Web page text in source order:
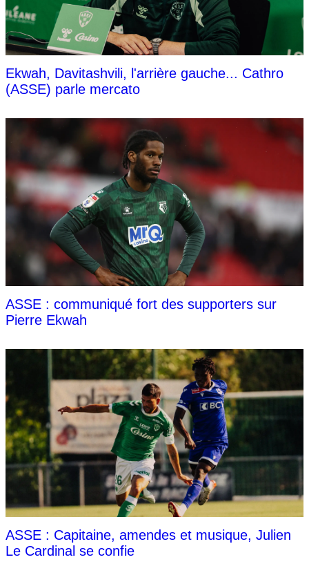
Ekwah, Davitashvili, l'arrière gauche... Cathro
(ASSE) parle mercato
ASSE : communiqué fort des supporters sur
Pierre Ekwah
ASSE : Capitaine, amendes et musique, Julien
Le Cardinal se confie